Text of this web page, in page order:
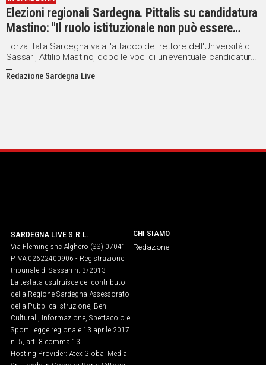
UNISCITI
AL CANALE
Elezioni regionali Sardegna. Pittalis su candidatura
Mastino: "Il ruolo istituzionale non può essere
utilizzato al servizio di una fazione politica"
Forza Italia Sardegna va all'attacco del rettore dell'Università di
Sassari, Attilio Mastino, dopo le voci di un'eventuale candidatura
alternativa alla guida della coalizione di centrosinistra per le
regionali del 16 febbraio.
Redazione Sardegna Live
SARDEGNA LIVE S.R.L.
Via Fleming snc Alghero (SS) 07041
P.IVA 02622400906 - Registrazione
tribunale di Sassari n. 3/2013
La testata usufruisce del contributo
della Regione Sardegna Assessorato
della Pubblica Istruzione, Beni
Culturali, Informazione, Spettacolo e
Sport. legge regionale 13 aprile 2017
n. 5, art. 8 comma 13
Hosting Provider: Atex Global Media
CHI SIAMO
Redazione